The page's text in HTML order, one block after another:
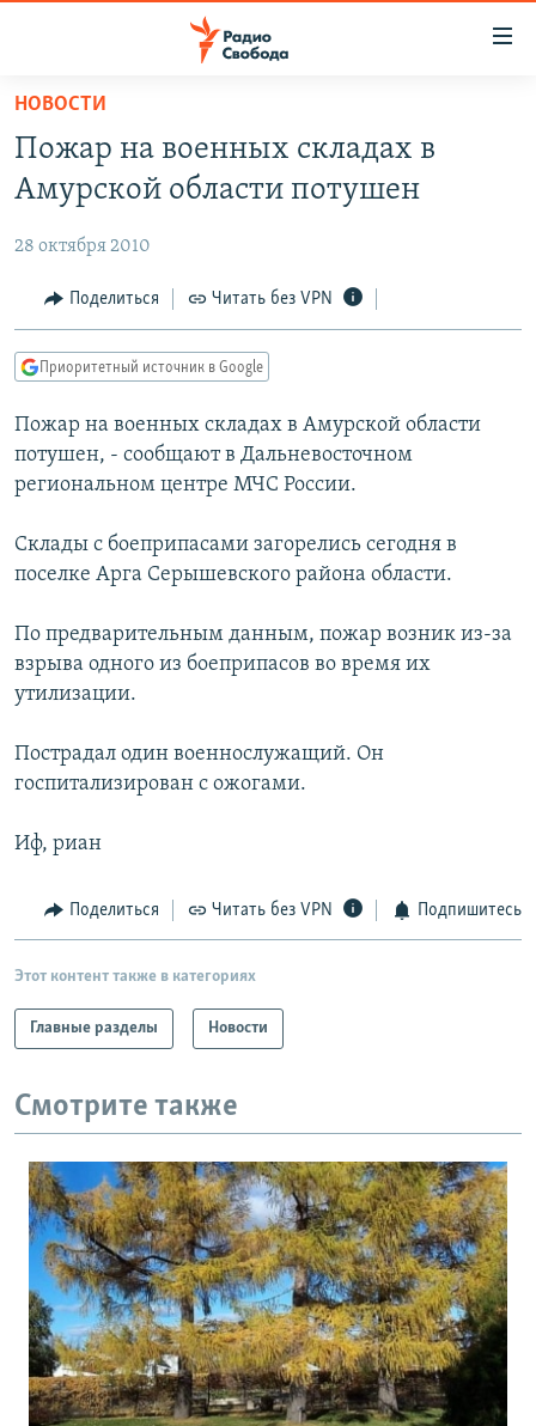
упрощенного
доступа
Вернуться
основному
Вернутся
главной
навигации
Вернутся
поиску
ПОДКАСТЫ
АВТОРСКИЕ ПРОЕКТЫ
ЦИТАТЫ СВОБОДЫ
МНЕНИЯ
IDEL.РЕАЛИИ
КАВКАЗ.РЕАЛИИ
СЕВЕР.РЕАЛИИ
РАСПИСАНИЕ ВЕЩАНИЯ
СОЦИАЛЬНЫЕ СЕТИ
НОВОСТИ
Пожар на военных складах в
Амурской области потушен
28 октября 2010
Поделиться Читать без VPN
Приоритетный источник в Google
Пожар на военных складах в Амурской области
потушен, - сообщают в Дальневосточном
региональном центре МЧС России.
Склады с боеприпасами загорелись сегодня в
поселке Арга Серышевского района области.
По предварительным данным, пожар возник из-за
взрыва одного из боеприпасов во время их
утилизации.
Пострадал один военнослужащий. Он
госпитализирован с ожогами.
Иф, риан
Поделиться Читать без VPN Подпишитесь
Этот контент также в категориях
Главные разделы Новости
Смотрите также